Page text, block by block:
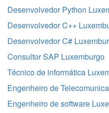
Desenvolvedor Python
Desenvolvedor C++
Desenvolvedor C#
Consultor SAP Luxemburgo
Técnico de informática
Engenheiro de
Engenheiro de software